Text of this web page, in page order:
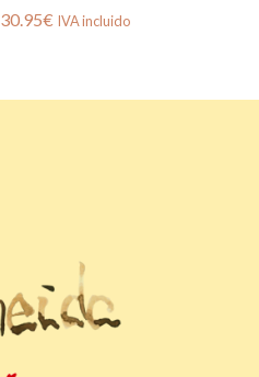
30.95€ IVA incluido